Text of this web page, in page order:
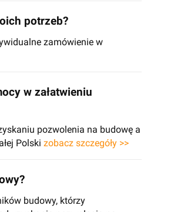
potrzeb?
zamówienie w
w załatwieniu
pozwolenia na budowę a
Polski zobacz szczegóły >>
budowy, którzy